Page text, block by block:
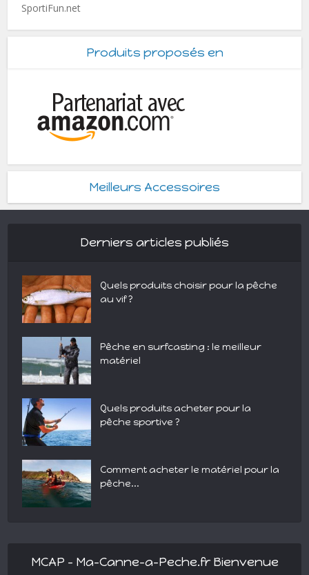
SportiFun.net
Produits proposés en
Meilleurs Accessoires
Derniers articles publiés
Quels produits choisir pour la pêche
au vif ?
Pêche en surfcasting : le meilleur
matériel
Quels produits acheter pour la
pêche sportive ?
Comment acheter le matériel pour la
pêche...
MCAP – Ma-Canne-a-Peche.fr Bienvenue